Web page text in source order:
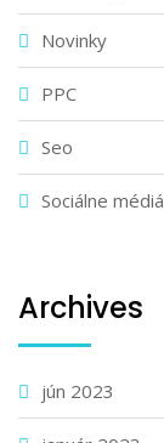
Novinky
PPC
Seo
Sociálne médiá
Archives
jún 2023